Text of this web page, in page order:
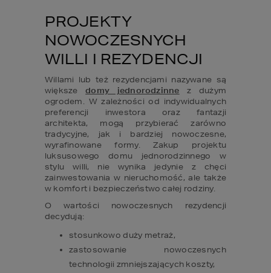
PROJEKTY
NOWOCZESNYCH
WILLI I REZYDENCJI
Willami lub też rezydencjami nazywane są
większe domy jednorodzinne z dużym
ogrodem. W zależności od indywidualnych
preferencji inwestora oraz fantazji
architekta, mogą przybierać zarówno
tradycyjne, jak i bardziej nowoczesne,
wyrafinowane formy. Zakup projektu
luksusowego domu jednorodzinnego w
stylu willi, nie wynika jedynie z chęci
zainwestowania w nieruchomość, ale także
w komfort i bezpieczeństwo całej rodziny.
O wartości nowoczesnych rezydencji
decydują:
stosunkowo duży metraż,
zastosowanie nowoczesnych
technologii zmniejszających koszty,